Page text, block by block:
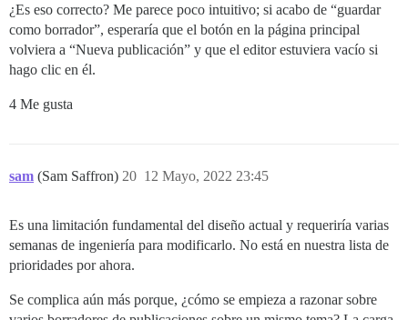
¿Es eso correcto? Me parece poco intuitivo; si acabo de “guardar
como borrador”, esperaría que el botón en la página principal
volviera a “Nueva publicación” y que el editor estuviera vacío si
hago clic en él.
4 Me gusta
sam (Sam Saffron) 12 Mayo, 2022 23:45
20
Es una limitación fundamental del diseño actual y requeriría varias
semanas de ingeniería para modificarlo. No está en nuestra lista de
prioridades por ahora.
Se complica aún más porque, ¿cómo se empieza a razonar sobre